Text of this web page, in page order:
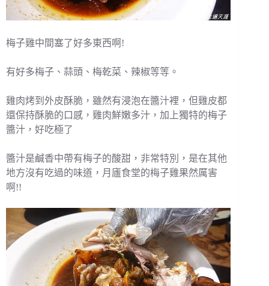
梅子雞中間塞了好多東西啊!
有好多梅子、蒜頭、梅乾菜、辣椒等等。
雞肉烤到外皮酥脆，雖然有浸泡在醬汁裡，但雞皮都
還保持酥脆的口感，雞肉鮮嫩多汁，加上獨特的梅子
醬汁，好吃極了
醬汁是鹹香中帶有梅子的酸甜，非常特別，是在其他
地方沒有吃過的味道，月廬食堂的梅子雞果然厲害
啊!!